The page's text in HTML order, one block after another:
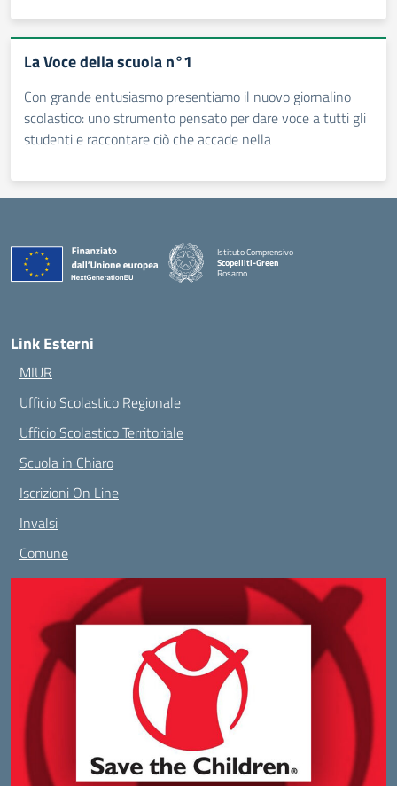
La Voce della scuola n°1
Con grande entusiasmo presentiamo il nuovo giornalino
scolastico: uno strumento pensato per dare voce a tutti gli
studenti e raccontare ciò che accade nella
Istituto Comprensivo
Scopelliti-Green
Rosarno
Link Esterni
MIUR
Ufficio Scolastico Regionale
Ufficio Scolastico Territoriale
Scuola in Chiaro
Iscrizioni On Line
Invalsi
Comune